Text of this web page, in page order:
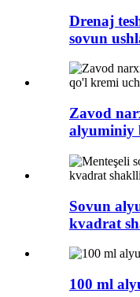
Drenaj
sovun
Zavod
alyuminiy
Sovun
kvadrat
100 ml